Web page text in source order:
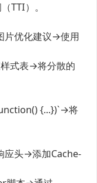
TTI）。
片优化建议→使用
式表→将分散的
{...})`→将
应头→添加Cache-